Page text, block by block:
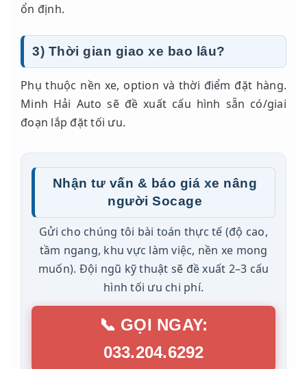
ổn định.
3) Thời gian giao xe bao lâu?
Phụ thuộc nền xe, option và thời điểm đặt hàng.
Minh Hải Auto sẽ đề xuất cấu hình sẵn có/giai
đoạn lắp đặt tối ưu.
Nhận tư vấn & báo giá xe nâng
người Socage
Gửi cho chúng tôi bài toán thực tế (độ cao,
tầm ngang, khu vực làm việc, nền xe mong
muốn). Đội ngũ kỹ thuật sẽ đề xuất 2–3 cấu
hình tối ưu chi phí.
📞 GỌI NGAY:
033.204.6292